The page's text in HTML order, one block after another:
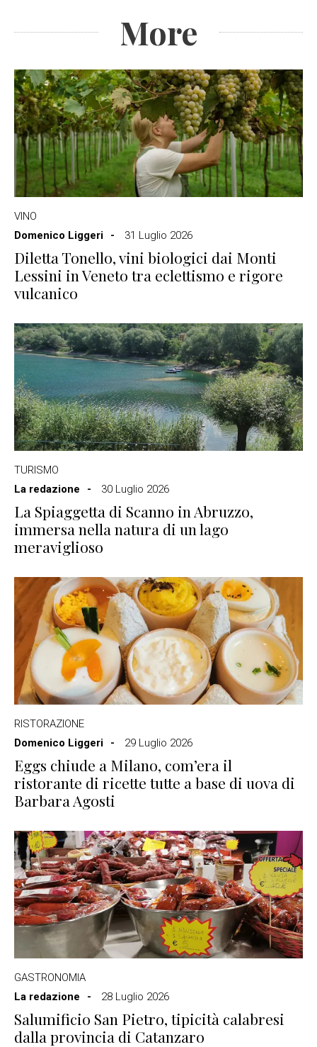
More
VINO
Domenico Liggeri
31 Luglio 2026
Diletta Tonello, vini biologici dai Monti
Lessini in Veneto tra eclettismo e rigore
vulcanico
TURISMO
La redazione
30 Luglio 2026
La Spiaggetta di Scanno in Abruzzo,
immersa nella natura di un lago
meraviglioso
RISTORAZIONE
Domenico Liggeri
29 Luglio 2026
Eggs chiude a Milano, com’era il
ristorante di ricette tutte a base di uova di
Barbara Agosti
GASTRONOMIA
La redazione
28 Luglio 2026
Salumificio San Pietro, tipicità calabresi
dalla provincia di Catanzaro